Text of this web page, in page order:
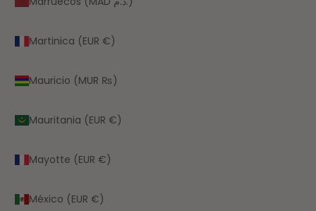
Martinica (EUR €)
Mauricio (MUR ₨)
Mauritania (EUR €)
Mayotte (EUR €)
México (EUR €)